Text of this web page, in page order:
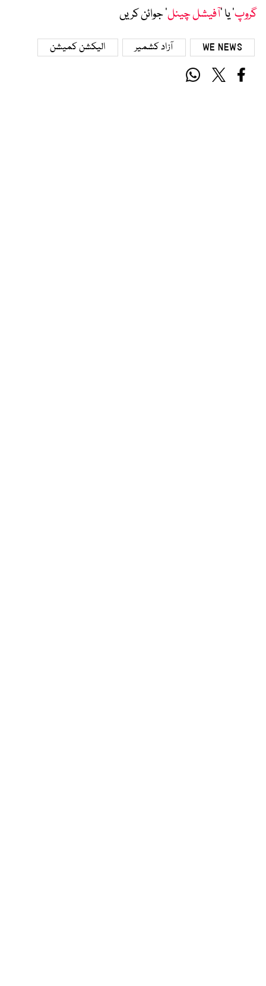
گروپ‘ یا ’آفیشل چینل‘ جوائن کریں
WE NEWS آزاد کشمیر الیکشن کمیشن